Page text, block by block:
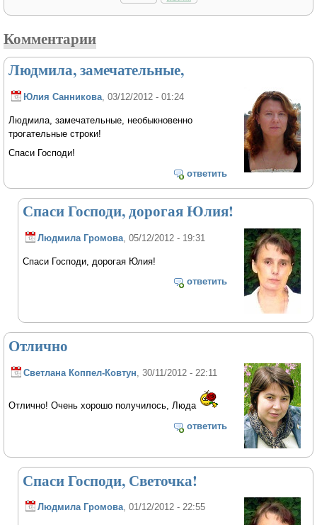
Комментарии
Людмила, замечательные,
Юлия Санникова, 03/12/2012 - 01:24
Людмила, замечательные, необыкновенно
трогательные строки!
Спаси Господи!
ответить
Спаси Господи, дорогая Юлия!
Людмила Громова , 05/12/2012 - 19:31
Спаси Господи, дорогая Юлия!
ответить
Отлично
Светлана Коппел-Ковтун , 30/11/2012 - 22:11
Отлично! Очень хорошо получилось, Люда
ответить
Спаси Господи, Светочка!
Людмила Громова, 01/12/2012 - 22:55